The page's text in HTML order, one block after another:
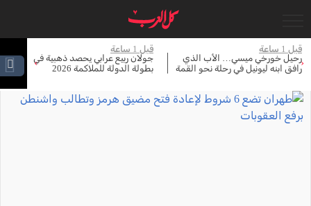
قبل 1 ساعة
رحيل خورخي ميسي… الأب الذي
رافق ابنه ليونيل في رحلة نحو القمة
قبل 1 ساعة
جولان ربيع عرابي يحصد ذهبية في
بطولة الدولة للملاكمة 2026
‹
›